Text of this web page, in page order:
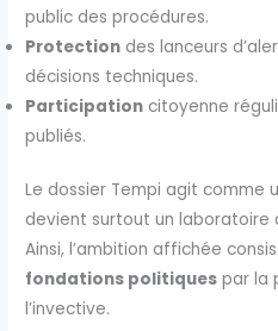
public des procédures.
Protection des lanceurs
décisions techniques.
Participation citoyenne
publiés.
Le dossier Tempi agit comme
devient surtout un laboratoire
Ainsi, l’ambition affichée
fondations politiques par la
l’invective.